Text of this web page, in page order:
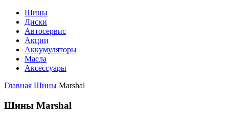
Шины
Диски
Автосервис
Акции
Аккумуляторы
Масла
Аксессуары
Главная Шины Marshal
Шины Marshal